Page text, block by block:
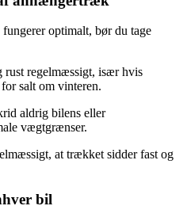
optimalt, bør du tage
rust regelmæssigt, især hvis
salt om vinteren.
aldrig bilens eller
vægtgrænser.
at trækket sidder fast og
bil